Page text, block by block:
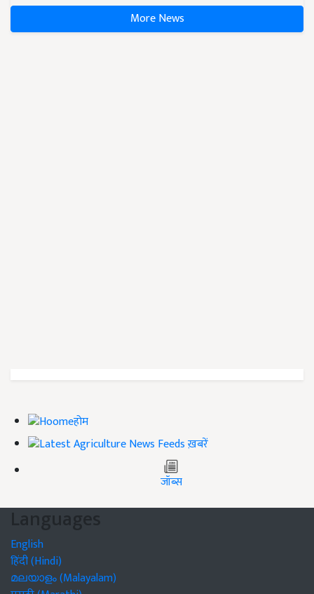
More News
होम
ख़बरें
जॉब्स
Languages
English
हिंदी (Hindi)
മലയാളം (Malayalam)